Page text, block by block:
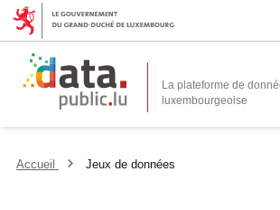
La plateforme de
Accueil Jeux de données